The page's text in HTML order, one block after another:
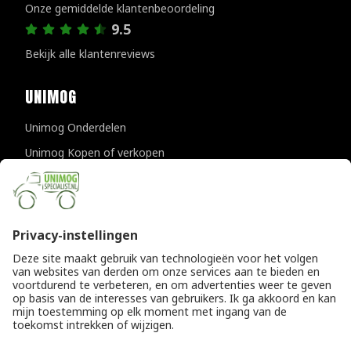
Onze gemiddelde klantenbeoordeling
9.5
Bekijk alle klantenreviews
UNIMOG
Unimog Onderdelen
Unimog Kopen of verkopen
Unimog Onderhoud & Reparatie
Unimog Accessoires
Unimog APK-keuringen
CONTACTGEGEVENS
Unimogspecialist
Provincialeweg 94-98
5334 JK Velddriel